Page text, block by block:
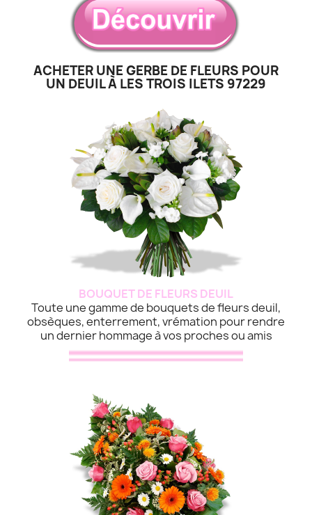
ACHETER UNE GERBE DE FLEURS POUR
UN DEUIL À LES TROIS ILETS 97229
BOUQUET DE FLEURS DEUIL
Toute une gamme de bouquets de fleurs deuil,
obsèques, enterrement, vrémation pour rendre
un dernier hommage à vos proches ou amis